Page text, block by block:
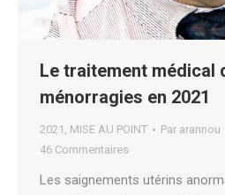
Le traitement médical
ménorragies en 2021
2021 , MISE AU POINT Par arannou
46 Commentaires
Les saignements utérins